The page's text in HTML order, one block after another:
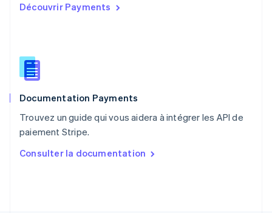
Découvrir Payments
Documentation Payments
Trouvez un guide qui vous aidera à intégrer les API de
paiement Stripe.
Consulter la documentation
PortuguêsEnglish
English
Roumanie
Royaume-Uni
Singapour
English 简体中文
English